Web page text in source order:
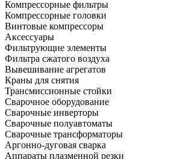
Компрессорные фильтры
Компрессорные головки
Винтовые компрессоры
Аксессуары
Фильтрующие элементы
Фильтра сжатого воздуха
Вывешивание агрегатов
Краны для снятия
Трансмиссионные стойки
Сварочное оборудование
Сварочные инверторы
Сварочные полуавтоматы
Сварочные трансформаторы
Аргонно-дуговая сварка
Аппараты плазменной резки